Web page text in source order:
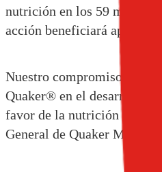
nutrición en los 59
acción beneficiará
Nuestro compromiso ha
Quaker® en el desarrollo
favor de la nutrición de
General de Quaker México.